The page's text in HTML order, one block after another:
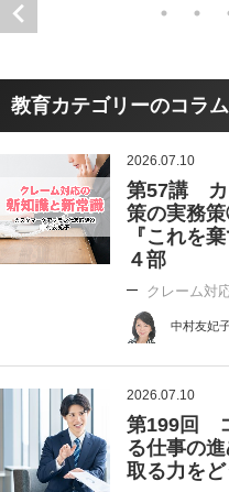
教育カテゴリーのコラム
2026.07.10
第57講 カ
策の実務
『これを
４部
クレーム対
中村友妃
2026.07.10
第199回
る仕事の
取る力をど